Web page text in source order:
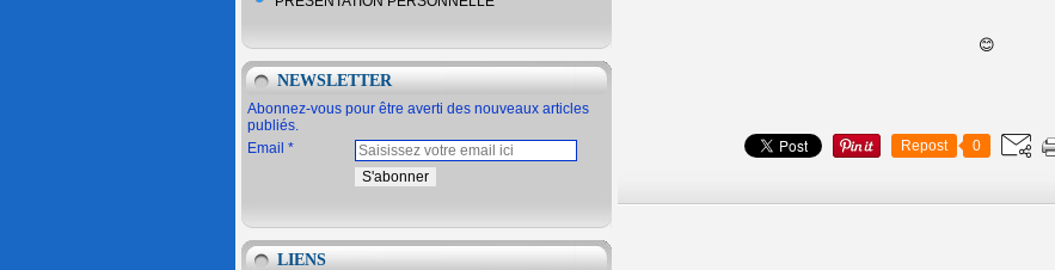
NEWSLETTER
Abonnez-vous pour être averti des nouveaux articles
publiés.
Email
LIENS
😊
Repost 0